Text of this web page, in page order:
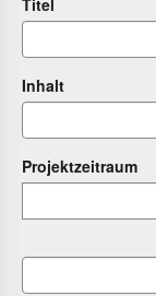
Titel
Inhalt
Projektzeitraum
von